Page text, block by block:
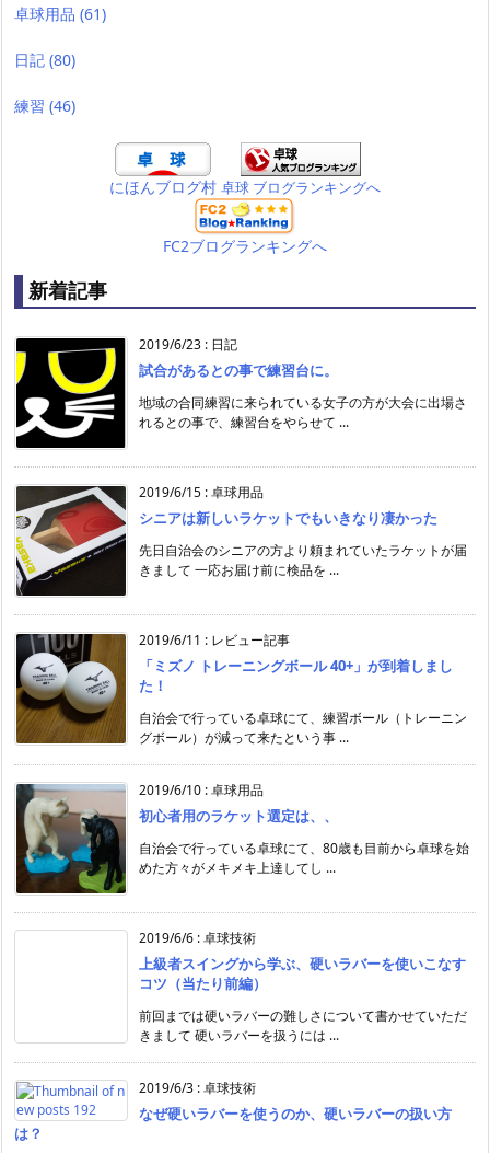
卓球用品 (61)
日記 (80)
練習 (46)
にほんブログ村 卓球 ブログランキングへ
FC2ブログランキングへ
新着記事
2019/6/23 : 日記
試合があるとの事で練習台に。
地域の合同練習に来られている女子の方が大会に出場さ
れるとの事で、練習台をやらせて ...
2019/6/15 :卓球用品
シニアは新しいラケットでもいきなり凄かった
先日自治会のシニアの方より頼まれていたラケットが届
きまして 一応お届け前に検品を ...
2019/6/11 : レビュー記事
「ミズノ トレーニングボール 40+」が到着しまし
た！
自治会で行っている卓球にて、練習ボール（トレーニン
グボール）が減って来たという事 ...
2019/6/10 :卓球用品
初心者用のラケット選定は、、
自治会で行っている卓球にて、80歳も目前から卓球を始
めた方々がメキメキ上達してし ...
2019/6/6 :卓球技術
上級者スイングから学ぶ、硬いラバーを使いこなす
コツ（当たり前編）
前回までは硬いラバーの難しさについて書かせていただ
きまして 硬いラバーを扱うには ...
2019/6/3 :卓球技術
なぜ硬いラバーを使うのか、硬いラバーの扱い方
は？